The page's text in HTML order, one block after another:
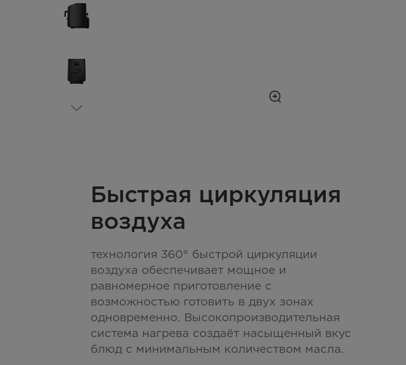
Быстрая циркуляция
воздуха
технология 360° быстрой циркуляции
воздуха обеспечивает мощное и
равномерное приготовление с
возможностью готовить в двух зонах
одновременно. Высокопроизводительная
система нагрева создаёт насыщенный вкус
блюд с минимальным количеством масла.